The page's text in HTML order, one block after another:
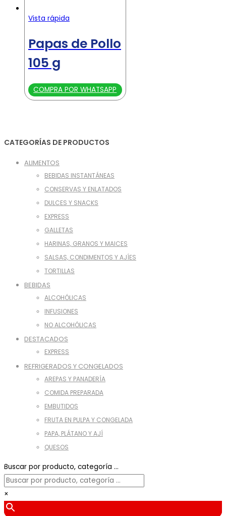
CATEGORÍAS DE PRODUCTOS
ALIMENTOS
BEBIDAS INSTANTÁNEAS
CONSERVAS Y ENLATADOS
DULCES Y SNACKS
EXPRESS
GALLETAS
HARINAS, GRANOS Y MAICES
SALSAS, CONDIMENTOS Y AJÍES
TORTILLAS
BEBIDAS
ALCOHÓLICAS
INFUSIONES
NO ALCOHÓLICAS
DESTACADOS
EXPRESS
REFRIGERADOS Y CONGELADOS
AREPAS Y PANADERÍA
COMIDA PREPARADA
EMBUTIDOS
FRUTA EN PULPA Y CONGELADA
PAPA, PLÁTANO Y AJÍ
QUESOS
Buscar por producto, categoría ...
×
Vista rápida
Papas de Pollo
105 g
COMPRA POR WHATSAPP